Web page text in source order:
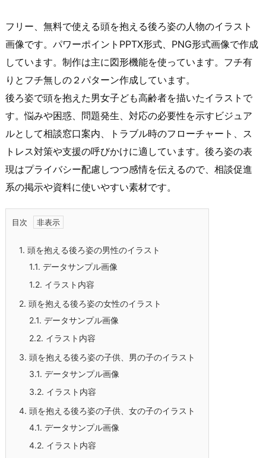
フリー、無料で使える頭を抱える後ろ姿の人物のイラスト
画像です。パワーポイントPPTX形式、PNG形式画像で作成
しています。制作は主に図形機能を使っています。フチ有
りとフチ無しの２パターン作成しています。
後ろ姿で頭を抱えた男女子ども高齢者を描いたイラストで
す。悩みや困惑、問題発生、対応の必要性を示すビジュア
ルとして相談窓口案内、トラブル時のフローチャート、ス
トレス対策や支援の呼びかけに適しています。後ろ姿の表
現はプライバシー配慮しつつ感情を伝えるので、相談促進
系の掲示や資料に使いやすい素材です。
目次
1. 頭を抱える後ろ姿の男性のイラスト
1.1. データサンプル画像
1.2. イラスト内容
2. 頭を抱える後ろ姿の女性のイラスト
2.1. データサンプル画像
2.2. イラスト内容
3. 頭を抱える後ろ姿の子供、男の子のイラスト
3.1. データサンプル画像
3.2. イラスト内容
4. 頭を抱える後ろ姿の子供、女の子のイラスト
4.1. データサンプル画像
4.2. イラスト内容